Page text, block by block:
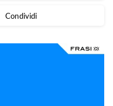
Condividi